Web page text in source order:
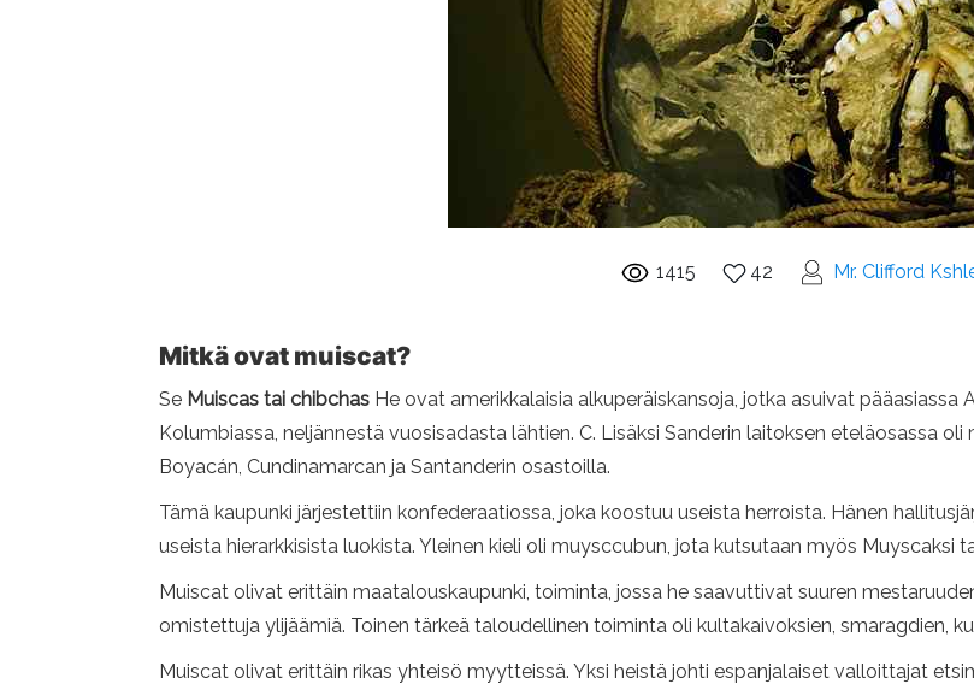
1415 42 Mr. Clifford
Mitkä ovat muiscat?
Se Muiscas tai chibchas He ovat amerikkalaisia ​​alkuperäiskansoja, jotka asuivat
Kolumbiassa, neljännestä vuosisadasta lähtien. C. Lisäksi Sanderin laitoksen eteläosassa
Boyacán, Cundinamarcan ja Santanderin osastoilla.
Tämä kaupunki järjestettiin konfederaatiossa, joka koostuu useista herroista. Hänen
useista hierarkkisista luokista. Yleinen kieli oli muysccubun, jota kutsutaan myös Muyscaksi
Muiscat olivat erittäin maatalouskaupunki, toiminta, jossa he saavuttivat suuren
omistettuja ylijäämiä. Toinen tärkeä taloudellinen toiminta oli kultakaivoksien, smaragdien,
Muiscat olivat erittäin rikas yhteisö myytteissä. Yksi heistä johti espanjalaiset valloittajat